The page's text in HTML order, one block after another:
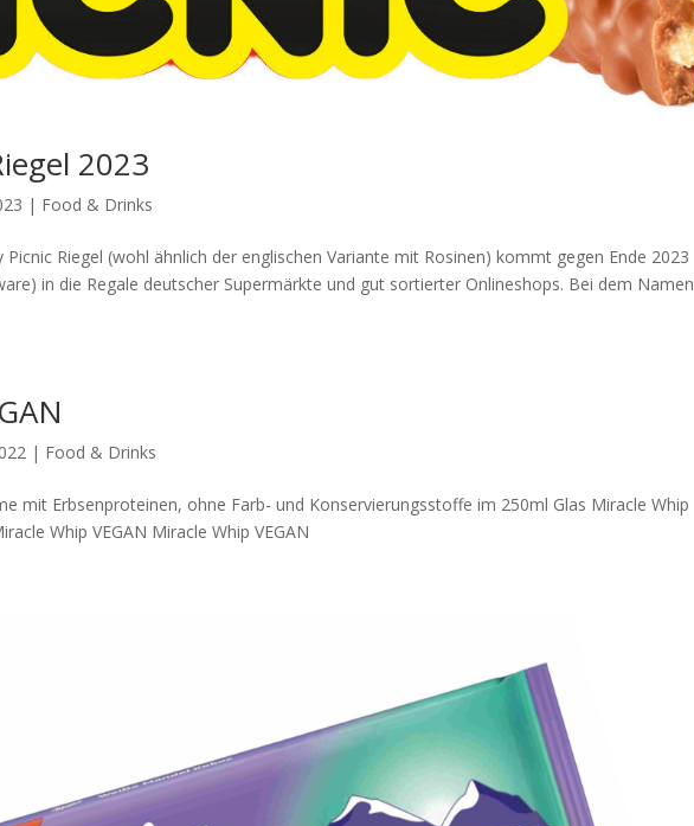
2023
| Food & Drinks
Picnic Riegel (wohl ähnlich der englischen Variante mit Rosinen) kommt gegen Ende 2023
in die Regale deutscher Supermärkte und gut sortierter Onlineshops. Bei dem Namen
| Food & Drinks
mit Erbsenproteinen, ohne Farb- und Konservierungsstoffe im 250ml Glas Miracle Whip
Whip VEGAN Miracle Whip VEGAN